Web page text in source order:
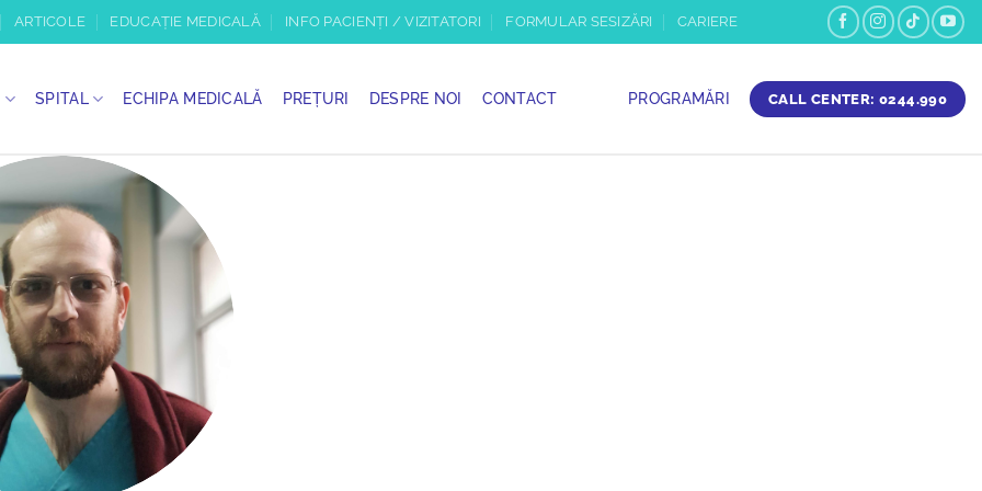
ARTICOLE EDUCAȚIE MEDICALĂ INFO PACIENȚI / VIZITATORI FORMULAR SESIZĂRI CARIERE
SPITAL ECHIPA MEDICALĂ PREȚURI DESPRE NOI CONTACT PROGRAMĂRI CALL CENTER: 0244.990